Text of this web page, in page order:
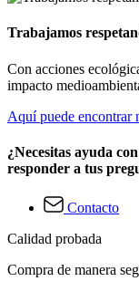
Trabajamos
Con acciones
impacto
Aquí puede encontrar
¿Necesitas ayuda
responder a tus
Contacto
Calidad probada
Compra de manera